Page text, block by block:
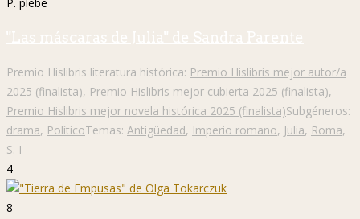
"Las máscaras de Julia" de Sandra Parente
Premio Hislibris literatura histórica: Premio Hislibris mejor autor/a
2025 (finalista), Premio Hislibris mejor cubierta 2025 (finalista),
Premio Hislibris mejor novela histórica 2025 (finalista)Subgéneros:
drama, PolíticoTemas: Antigüedad, Imperio romano, Julia, Roma,
S. I
4
8